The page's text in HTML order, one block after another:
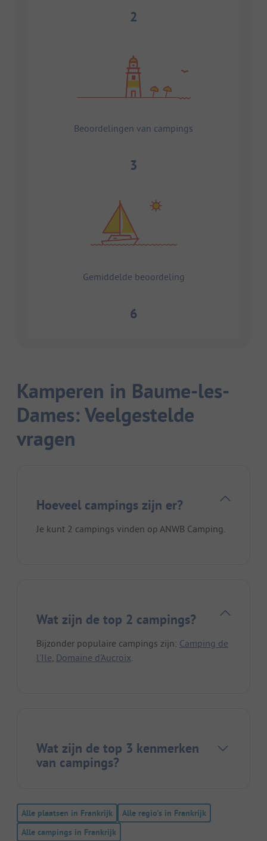
2
Beoordelingen van campings
3
Gemiddelde beoordeling
6
Kamperen in Baume-les-
Dames: Veelgestelde
vragen
Hoeveel campings zijn er?
Je kunt 2 campings vinden op ANWB Camping.
Wat zijn de top 2 campings?
Bijzonder populaire campings zijn: Camping de
l'Ile, Domaine d'Aucroix.
Wat zijn de top 3 kenmerken
van campings?
Alle plaatsen in Frankrijk
Alle regio's in Frankrijk
Alle campings in Frankrijk